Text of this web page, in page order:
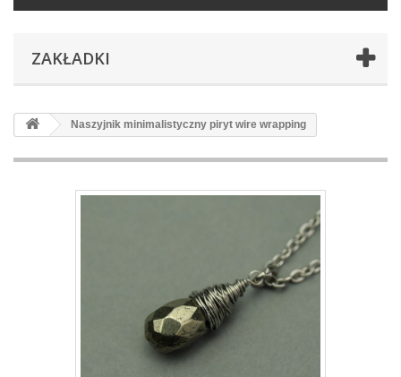
ZAKŁADKI
Naszyjnik minimalistyczny piryt wire wrapping